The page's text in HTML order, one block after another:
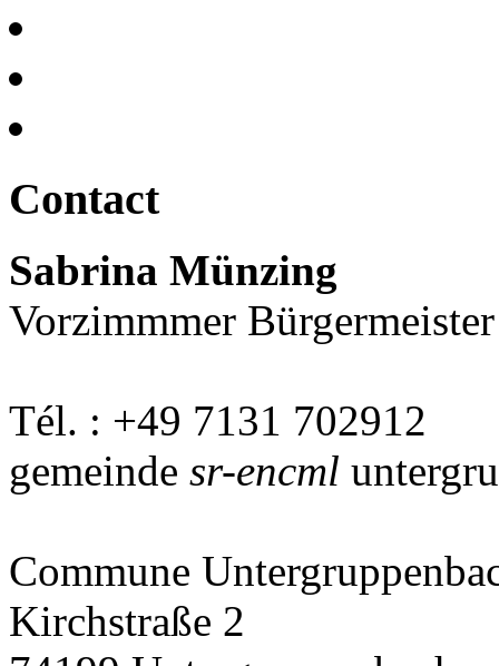
Contact
Sabrina Münzing
Vorzimmmer Bürgermeister
Tél. : +49 7131 702912
gemeinde sr-encml
Commune
Kirchstraße 2